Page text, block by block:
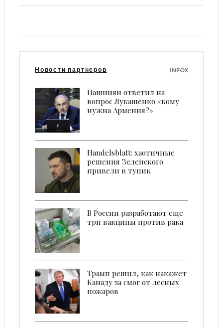
Новости партнеров INFOX
Пашинян ответил на
вопрос Лукашенко «кому
нужна Армения?»
Handelsblatt: хаотичные
решения Зеленского
привели в тупик
В России разработают еще
три вакцины против рака
Трамп решил, как накажет
Канаду за смог от лесных
пожаров